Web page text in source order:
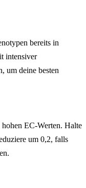
bereits in
intensiver
um deine besten
EC-Werten. Halte
um 0,2, falls